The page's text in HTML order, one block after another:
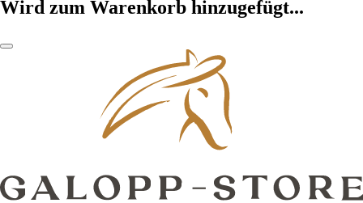
Wird zum Warenkorb hinzugefügt...